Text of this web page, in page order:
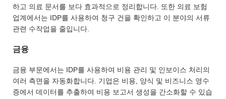
하고 의료 문서를 보다 효과적으로 정리합니다. 또한 의료 보험
업계에서는 IDP를 사용하여 청구 건을 확인하고 이 분야의 서류
관련 수작업을 줄입니다.
금융
금융 부문에서는 IDP를 사용하여 비용 관리 및 인보이스 처리의
여러 측면을 자동화합니다. 기업은 비용, 양식 및 비즈니스 영수
증에서 데이터를 추출하여 비용 보고서 생성을 간소화할 수 있습